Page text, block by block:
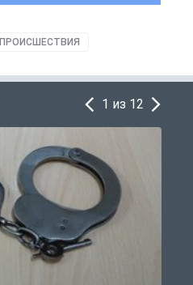
ПРОИСШЕСТВИЯ
1 из 12